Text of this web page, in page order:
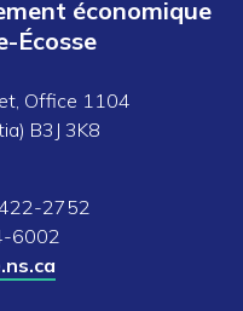
économique
Écosse
Office 1104
B3J 3K8
2752
6002